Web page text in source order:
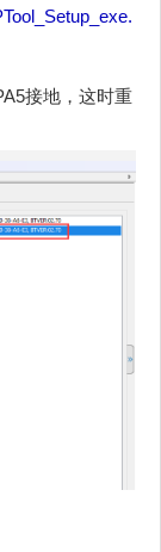
接地，这时重